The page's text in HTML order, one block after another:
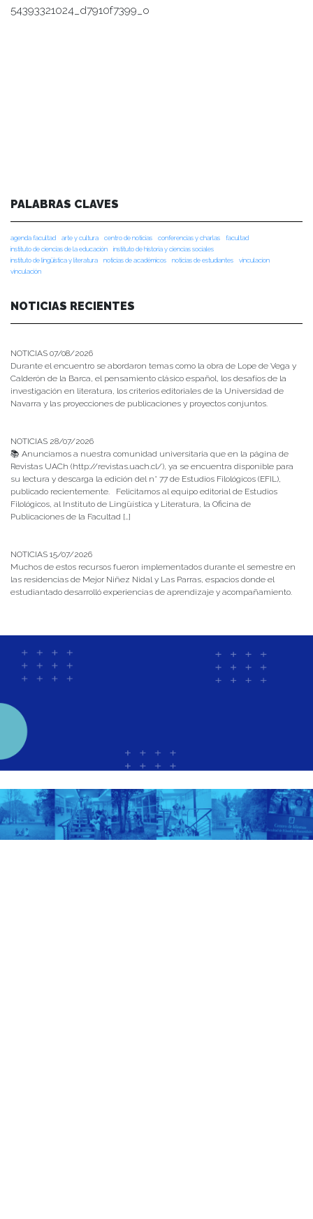
54393321024_d7910f7399_o
PALABRAS CLAVES
agenda facultad arte y cultura centro de noticias conferencias y charlas
facultad
instituto de ciencias de la educación
instituto de historia y ciencias sociales
instituto de lingüística y literatura
noticias de académicos noticias de estudiantes
vinculacion
vinculación
NOTICIAS RECIENTES
NOTICIAS 07/08/2026
Durante el encuentro se abordaron temas como la obra de Lope de Vega y
Calderón de la Barca, el pensamiento clásico español, los desafíos de la
investigación en literatura, los criterios editoriales de la Universidad de
Navarra y las proyecciones de publicaciones y proyectos conjuntos.
NOTICIAS 28/07/2026
📚 Anunciamos a nuestra comunidad universitaria que en la página de
Revistas UACh (http://revistas.uach.cl/), ya se encuentra disponible para
su lectura y descarga la edición del n° 77 de Estudios Filológicos (EFIL),
publicado recientemente. Felicitamos al equipo editorial de Estudios
Filológicos, al Instituto de Lingüística y Literatura, la Oficina de
Publicaciones de la Facultad […]
NOTICIAS 15/07/2026
Muchos de estos recursos fueron implementados durante el semestre en
las residencias de Mejor Niñez Nidal y Las Parras, espacios donde el
estudiantado desarrolló experiencias de aprendizaje y acompañamiento.